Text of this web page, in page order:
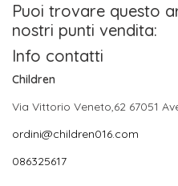
Puoi trovare questo
nostri punti vendita:
Info contatti
Children
Via Vittorio Veneto,62 67051
ordini@children016.com
086325617